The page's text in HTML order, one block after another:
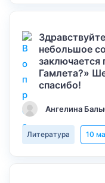
небольшое
заключается
Гамлета?»
спасибо!
Ангелина
Литература 10